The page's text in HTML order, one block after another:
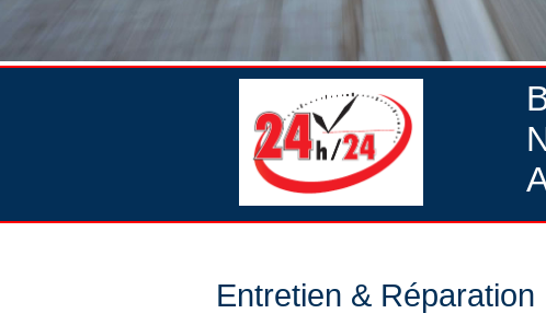
Entretien & Réparation